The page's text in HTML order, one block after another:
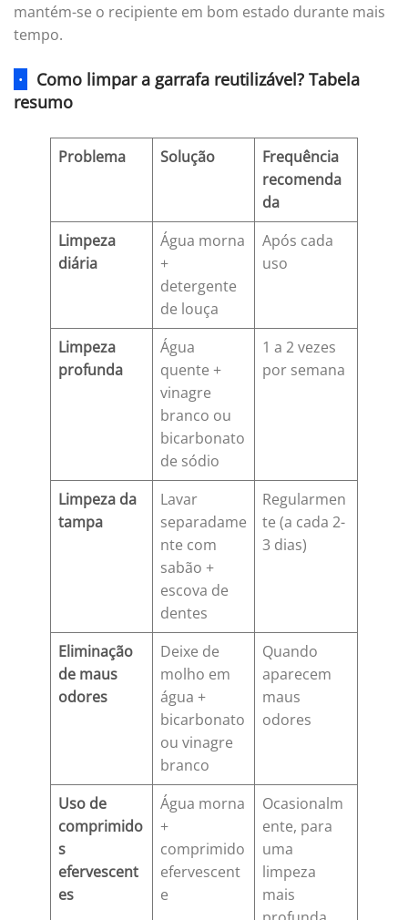
mantém-se o recipiente em bom estado durante mais
tempo.
·
Como limpar a garrafa reutilizável? Tabela
resumo
Problema Solução
Frequência
recomenda
da
Limpeza
diária
Água morna
+
detergente
de louça
Após cada
uso
Limpeza
profunda
Água
quente +
vinagre
branco ou
bicarbonato
de sódio
1 a 2 vezes
por semana
Limpeza da
tampa
Lavar
separadame
nte com
sabão +
escova de
dentes
Regularmen
te (a cada 2-
3 dias)
Eliminação
de maus
odores
Deixe de
molho em
água +
bicarbonato
ou vinagre
branco
Quando
aparecem
maus
odores
Uso de
comprimido
s
efervescent
es
Água morna
+
comprimido
efervescent
e
Ocasionalm
ente, para
uma
limpeza
mais